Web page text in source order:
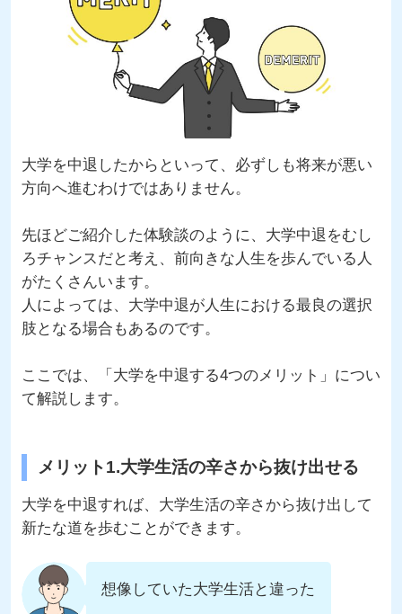
大学を中退したからといって、必ずしも将来が悪い
方向へ進むわけではありません。
先ほどご紹介した体験談のように、大学中退をむし
ろチャンスだと考え、前向きな人生を歩んでいる人
がたくさんいます。
人によっては、大学中退が人生における最良の選択
肢となる場合もあるのです。
ここでは、「大学を中退する4つのメリット」につい
て解説します。
メリット1.大学生活の辛さから抜け出せる
大学を中退すれば、大学生活の辛さから抜け出して
新たな道を歩むことができます。
想像していた大学生活と違った